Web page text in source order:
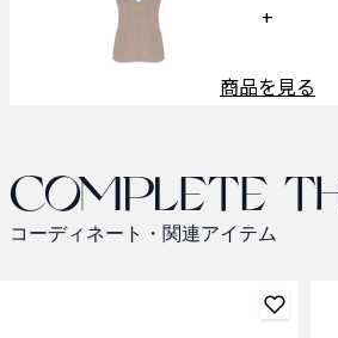
+
商品を見る
Complete
コーディネート・関連アイテム